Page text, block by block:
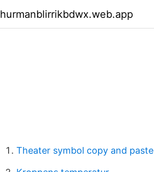
hurmanblirrikbdwx.web.app
Theater symbol copy and paste